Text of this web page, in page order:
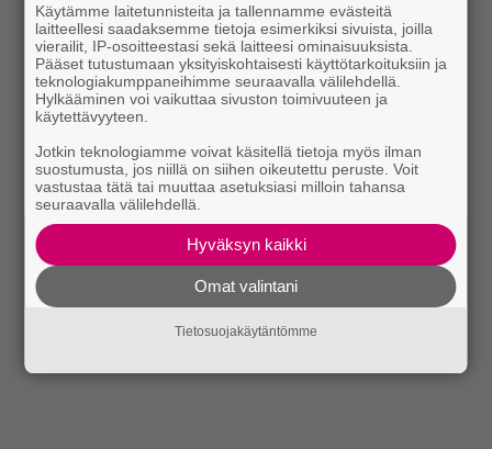
Käytämme laitetunnisteita ja tallennamme evästeitä
laitteellesi saadaksemme tietoja esimerkiksi sivuista, joilla
vierailit, IP-osoitteestasi sekä laitteesi ominaisuuksista.
Pääset tutustumaan yksityiskohtaisesti käyttötarkoituksiin ja
teknologiakumppaneihimme seuraavalla välilehdellä.
Hylkääminen voi vaikuttaa sivuston toimivuuteen ja
käytettävyyteen.
Jotkin teknologiamme voivat käsitellä tietoja myös ilman
suostumusta, jos niillä on siihen oikeutettu peruste. Voit
vastustaa tätä tai muuttaa asetuksiasi milloin tahansa
seuraavalla välilehdellä.
Hyväksyn kaikki
Omat valintani
Tietosuojakäytäntömme